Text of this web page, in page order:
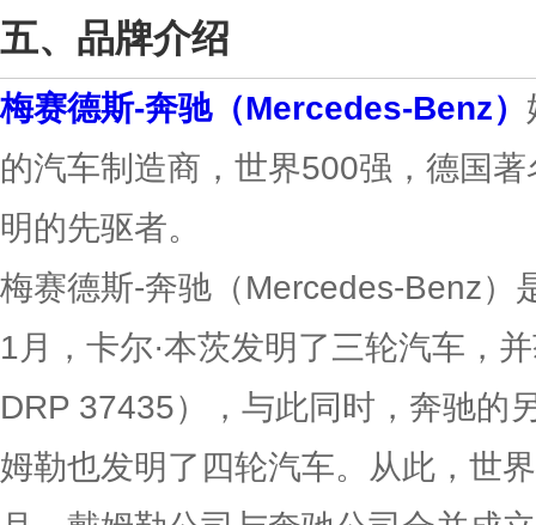
品牌介绍
梅赛德斯-奔驰（Mercedes-Benz）
的汽车制造商，世界500强，德国
明的先驱者。
梅赛德斯-奔驰（Mercedes-Benz）
1月，卡尔·本茨发明了三轮汽车，
DRP 37435），与此同时，奔驰的
姆勒也发明了四轮汽车。从此，世